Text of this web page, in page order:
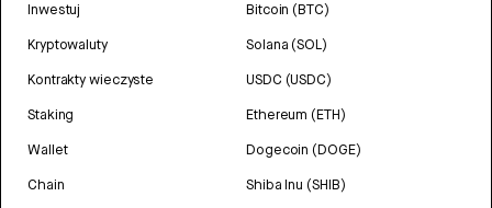
Inwestuj
Kryptowaluty
Kontrakty wieczyste
Staking
Wallet
Chain
Bitcoin (BTC)
Solana (SOL)
USDC (USDC)
Ethereum (ETH)
Dogecoin (DOGE)
Shiba Inu (SHIB)